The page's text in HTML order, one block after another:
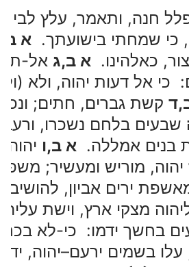
חנה, ותאמר, עלץ לבי
כי שמחתי בישועתך.א
כאלהינו.א ב,ג אל-
אל דעות יהוה, ולא
קשת גברים, חתים;
שבעים בלחם נשכרו,
בנים אמללה.א ב,ו
יהוה, מוריש ומעשיר;
ירים אביון, להושיב
מצקי ארץ, וישת
בחשך ידמו: כי-לא
עלו בשמים ירעם–יהוה,